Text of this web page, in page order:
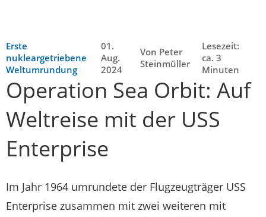
Erste
nukleargetriebene
Weltumrundung
01.
Aug.
2024
Von Peter
Steinmüller
Lesezeit:
ca. 3
Minuten
Operation Sea Orbit: Auf
Weltreise mit der USS
Enterprise
Im Jahr 1964 umrundete der Flugzeugträger USS
Enterprise zusammen mit zwei weiteren mit